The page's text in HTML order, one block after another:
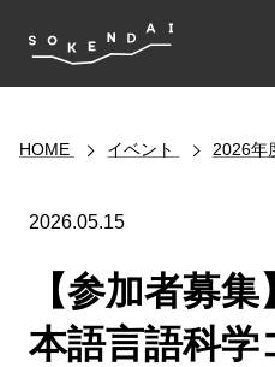
HOME イベント 2026年
2026.05.15
【参加者募
本語言語科学